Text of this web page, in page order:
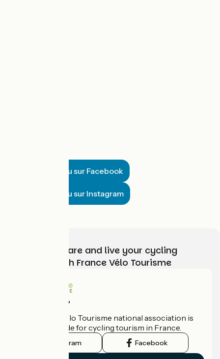
Suivre Matthieu sur Facebook
Suivre Matthieu sur Instagram
Choose, prepare and live your cycling
adventure with France Vélo Tourisme
Who are we?
The France Vélo Tourisme national association is
the official guide for cycling tourism in France.
Instagram Facebook